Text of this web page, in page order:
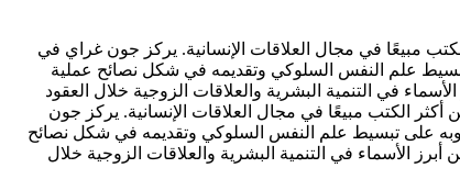
أصبح من أكثر الكتب مبيعًا في مجال العلاقات الإنسانية. يركز جون غراي في
تبسيط علم النفس السلوكي وتقديمه في شكل نصائح عملية
في التنمية البشرية والعلاقات الزوجية خلال العقود
الذي أصبح من أكثر الكتب مبيعًا في مجال العلاقات الإنسانية. يركز جون
على تبسيط علم النفس السلوكي وتقديمه في شكل نصائح
الأسماء في التنمية البشرية والعلاقات الزوجية خلال